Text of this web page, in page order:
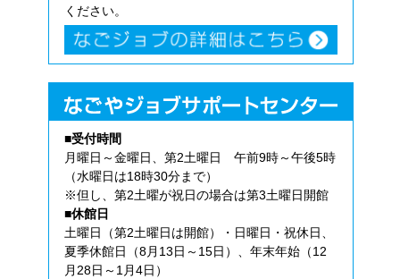
ください。
■受付時間
月曜日～金曜日、第2土曜日 午前9時～午後5時
（水曜日は18時30分まで）
※但し、第2土曜が祝日の場合は第3土曜日開館
■休館日
土曜日（第2土曜日は開館）・日曜日・祝休日、
夏季休館日（8月13日～15日）、年末年始（12
月28日～1月4日）